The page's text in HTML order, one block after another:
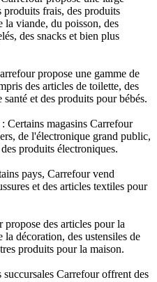
frais, des produits
la viande, du poisson, des
des snacks et bien plus
propose une gamme de
des articles de toilette, des
et des produits pour bébés.
Certains magasins Carrefour
de l'électronique grand public,
produits électroniques.
pays, Carrefour vend
et des articles textiles pour
des articles pour la
décoration, des ustensiles de
produits pour la maison.
Carrefour offrent des